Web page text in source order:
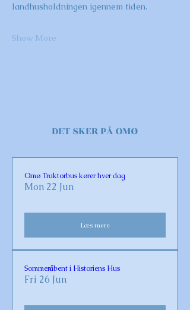
landhusholdningen igennem tiden.
Show More
DET SKER PÅ OMØ
Omø Traktorbus kører hver dag
Mon 22 Jun
Læs mere
Sommeråbent i Historiens Hus
Fri 26 Jun